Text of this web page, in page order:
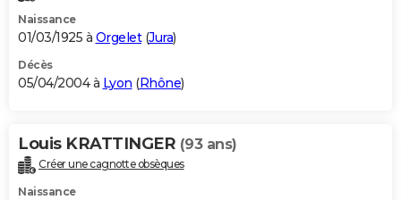
Naissance
01/03/1925 à Orgelet(Jura)
Décès
05/04/2004 à Lyon (Rhône)
Louis KRATTINGER (93 ans)
Créer une cagnotte obsèques
Naissance